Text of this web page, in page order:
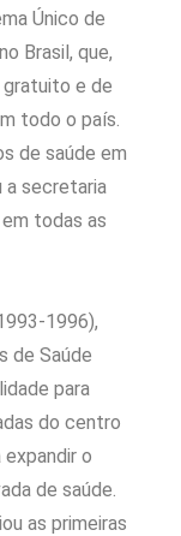
Único de
Brasil, que,
e de
todo o país.
de saúde em
a secretaria
todas as
1996),
de Saúde
para
do centro
o
de saúde.
as primeiras